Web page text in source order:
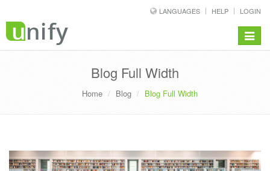
LANGUAGES HELP LOGIN
Toggle
Blog Full Width
Home Blog Blog Full Width